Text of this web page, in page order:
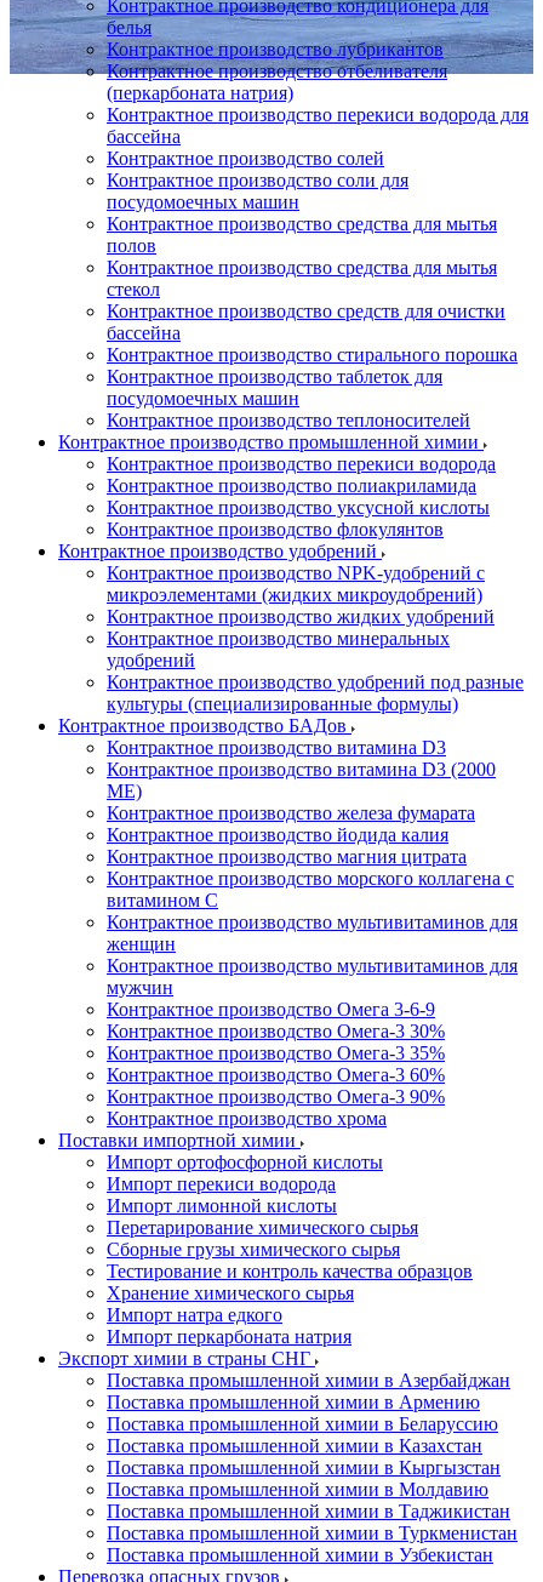
Контрактное производство кондиционера для
белья
Контрактное производство лубрикантов
Контрактное производство отбеливателя
(перкарбоната натрия)
Контрактное производство перекиси водорода для
бассейна
Контрактное производство солей
Контрактное производство соли для
посудомоечных машин
Контрактное производство средства для мытья
полов
Контрактное производство средства для мытья
стекол
Контрактное производство средств для очистки
бассейна
Контрактное производство стирального порошка
Контрактное производство таблеток для
посудомоечных машин
Контрактное производство теплоносителей
Контрактное производство промышленной химии
Контрактное производство перекиси водорода
Контрактное производство полиакриламида
Контрактное производство уксусной кислоты
Контрактное производство флокулянтов
Контрактное производство удобрений
Контрактное производство NPK-удобрений с
микроэлементами (жидких микроудобрений)
Контрактное производство жидких удобрений
Контрактное производство минеральных
удобрений
Контрактное производство удобрений под разные
культуры (специализированные формулы)
Контрактное производство БАДов
Контрактное производство витамина D3
Контрактное производство витамина D3 (2000
МЕ)
Контрактное производство железа фумарата
Контрактное производство йодида калия
Контрактное производство магния цитрата
Контрактное производство морского коллагена с
витамином С
Контрактное производство мультивитаминов для
женщин
Контрактное производство мультивитаминов для
мужчин
Контрактное производство Омега 3-6-9
Контрактное производство Омега-3 30%
Контрактное производство Омега-3 35%
Контрактное производство Омега-3 60%
Контрактное производство Омега-3 90%
Контрактное производство хрома
Поставки импортной химии
Импорт ортофосфорной кислоты
Импорт перекиси водорода
Импорт лимонной кислоты
Перетарирование химического сырья
Сборные грузы химического сырья
Тестирование и контроль качества образцов
Хранение химического сырья
Импорт натра едкого
Импорт перкарбоната натрия
Экспорт химии в страны СНГ
Поставка промышленной химии в Азербайджан
Поставка промышленной химии в Армению
Поставка промышленной химии в Беларуссию
Поставка промышленной химии в Казахстан
Поставка промышленной химии в Кыргызстан
Поставка промышленной химии в Молдавию
Поставка промышленной химии в Таджикистан
Поставка промышленной химии в Туркменистан
Поставка промышленной химии в Узбекистан
Перевозка опасных грузов